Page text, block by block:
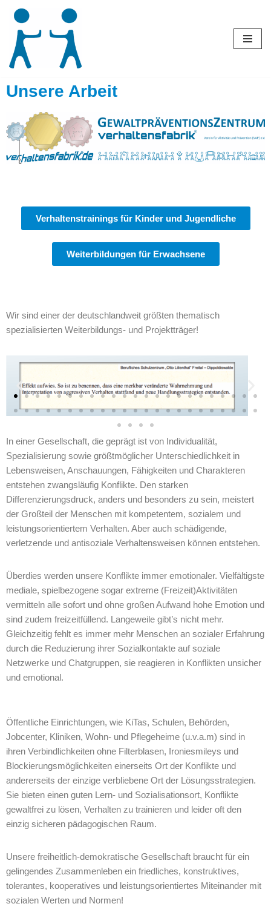
Zum
Inhalt
springen
Unsere Arbeit
Verhaltenstrainings für Kinder und Jugendliche
Weiterbildungen für Erwachsene
Wir sind einer der deutschlandweit größten thematisch
spezialisierten Weiterbildungs- und Projektträger!
In einer Gesellschaft, die geprägt ist von Individualität,
Spezialisierung sowie größtmöglicher Unterschiedlichkeit in
Lebensweisen, Anschauungen, Fähigkeiten und Charakteren
entstehen zwangsläufig Konflikte. Den starken
Differenzierungsdruck, anders und besonders zu sein, meistert
der Großteil der Menschen mit kompetentem, sozialem und
leistungsorientiertem Verhalten. Aber auch schädigende,
verletzende und antisoziale Verhaltensweisen können entstehen.
Überdies werden unsere Konflikte immer emotionaler. Vielfältigste
mediale, spielbezogene sogar extreme (Freizeit)Aktivitäten
vermitteln alle sofort und ohne großen Aufwand hohe Emotion und
sind zudem freizeitfüllend. Langeweile gibt’s nicht mehr.
Gleichzeitig fehlt es immer mehr Menschen an sozialer Erfahrung
durch die Reduzierung ihrer Sozialkontakte auf soziale
Netzwerke und Chatgruppen, sie reagieren in Konflikten unsicher
und emotional.
Öffentliche Einrichtungen, wie KiTas, Schulen, Behörden,
Jobcenter, Kliniken, Wohn- und Pflegeheime (u.v.a.m) sind in
ihren Verbindlichkeiten ohne Filterblasen, Ironiesmileys und
Blockierungsmöglichkeiten einerseits Ort der Konflikte und
andererseits der einzige verbliebene Ort der Lösungsstrategien.
Sie bieten einen guten Lern- und Sozialisationsort, Konflikte
gewaltfrei zu lösen, Verhalten zu trainieren und leider oft den
einzig sicheren pädagogischen Raum.
Unsere freiheitlich-demokratische Gesellschaft braucht für ein
gelingendes Zusammenleben ein friedliches, konstruktives,
tolerantes, kooperatives und leistungsorientiertes Miteinander mit
sozialen Werten und Normen!